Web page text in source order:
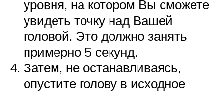
уровня, на котором Вы сможете
увидеть точку над Вашей
головой. Это должно занять
примерно 5 секунд.
Затем, не останавливаясь,
опустите голову в исходное